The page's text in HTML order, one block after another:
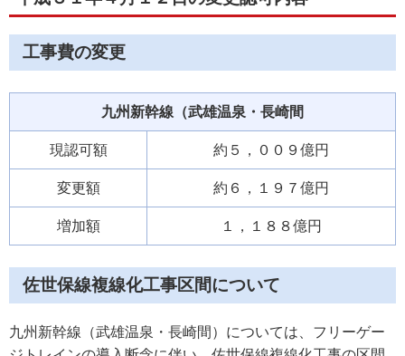
工事費の変更
九州新幹線（武雄温泉・長崎間
現認可額 約５，００９億円
変更額 約６，１９７億円
増加額 １，１８８億円
佐世保線複線化工事区間について
九州新幹線（武雄温泉・長崎間）については、フリーゲー